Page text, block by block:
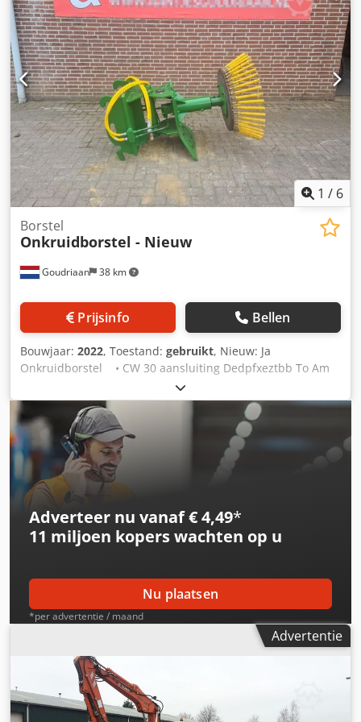
1 / 6
Goudriaan 38 km
Borstel
Onkruidborstel - Nieuw
Prijsinfo Bellen
Bouwjaar: 2022, Toestand: gebruikt, Nieuw: Ja
Onkruidborstel • CW 30 aansluiting Dedpfxeztbb To Am
Tjkr • Borstel diameter 1100mm • Gewicht 550 Kg •
Kantelhoek 20 ° Graden • Max. Druk Kantelen 250 Bar •
Max. Druk Borstelen 210 Bar • Max. Flow Borstelen 65
l/min tot 75 l/min • Alle scharnierpunten zijn voorzien
van hard stalen Bussen en hard verchroomde scharnier
pennen Staat: Nieuw Bouwjaar: 2022
Adverteer nu vanaf € 4,49*
11 miljoen koperswachten op u
Nu plaatsen
*per advertentie / maand
Advertentie